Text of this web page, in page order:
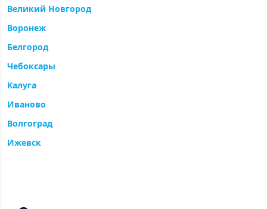
Великий Новгород
Воронеж
Белгород
Чебоксары
Калуга
Иваново
Волгоград
Ижевск